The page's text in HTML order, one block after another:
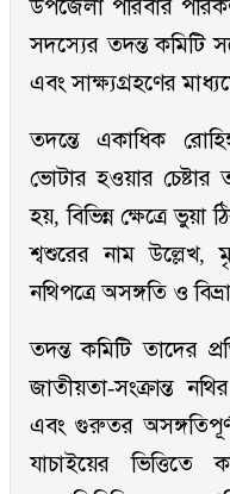
উপজেলা পরিবার
সদস্যের তদন্ত কমিটি
এবং সাক্ষ্যগ্রহণের
তদন্তে একাধিক
ভোটার হওয়ার
হয়, বিভিন্ন ক্ষেত্রে ভুয়া
শ্বশুরের নাম উল্লেখ,
নথিপত্রে অসঙ্গতি ও
তদন্ত কমিটি তাদের
জাতীয়তা-সংক্রান্ত
এবং গুরুতর
যাচাইয়ের